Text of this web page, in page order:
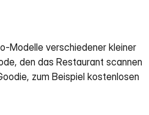
Modelle verschiedener kleiner
den das Restaurant scannen
zum Beispiel kostenlosen